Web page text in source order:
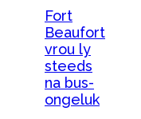
Fort
Beaufort
vrou ly
steeds
na bus-
ongeluk